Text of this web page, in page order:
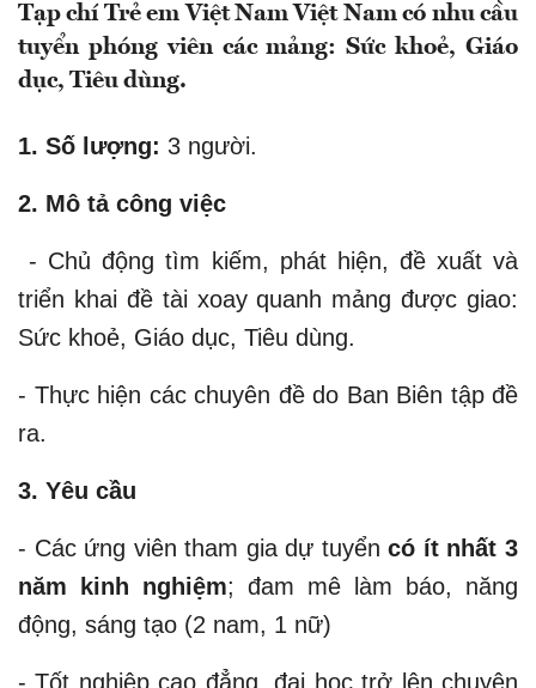
Tạp chí Trẻ em Việt Nam Việt Nam có nhu cầu
tuyển phóng viên các mảng: Sức khoẻ, Giáo
dục, Tiêu dùng.
1. Số lượng: 3 người.
2. Mô tả công việc
- Chủ động tìm kiếm, phát hiện, đề xuất và
triển khai đề tài xoay quanh mảng được giao:
Sức khoẻ, Giáo dục, Tiêu dùng.
- Thực hiện các chuyên đề do Ban Biên tập đề
ra.
3. Yêu cầu
- Các ứng viên tham gia dự tuyểncó ít nhất 3
năm kinh nghiệm; đam mê làm báo, năng
động, sáng tạo (2 nam, 1 nữ)
- Tốt nghiệp cao đẳng, đại học trở lên chuyên